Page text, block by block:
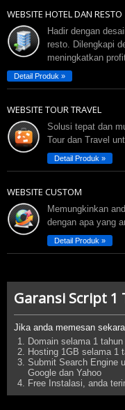
WEBSITE HOTEL DAN RESTO
Hadir dengan
resto. Dilengkapi
meningkatkan
Detail Produk »
WEBSITE TOUR TRAVEL
Solusi tepat dan
Tour dan Travel
Detail Produk »
WEBSITE CUSTOM
Memungkinkan
dengan apa yang
Detail Produk »
Garansi Script 1
Jika anda memesan
Domain selama 1 tahun
Hosting 1GB selama 1
Submit Search Engine
Google dan Yahoo
Free Instalasi, anda